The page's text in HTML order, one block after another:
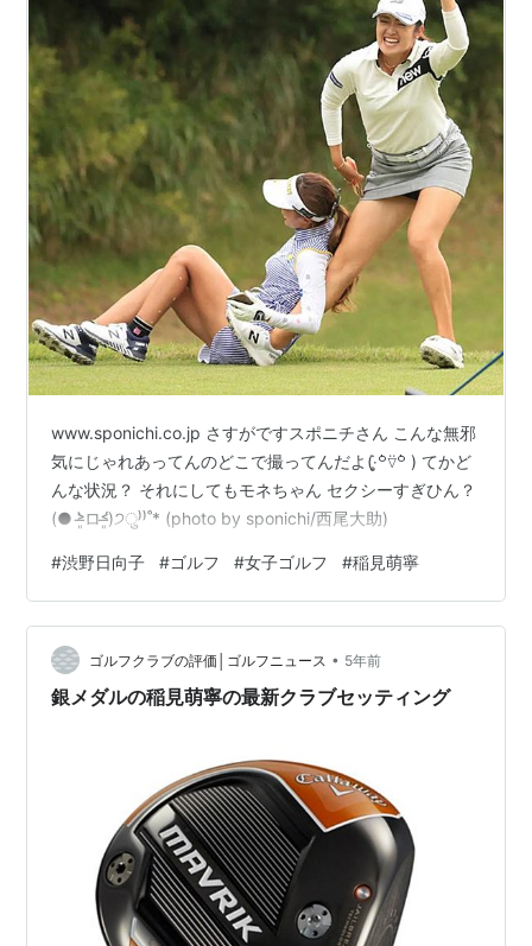
www.sponichi.co.jp さすがですスポニチさん こんな無邪
気にじゃれあってんのどこで撮ってんだよ(‧̣̥̇꒪່⍢꒪່ ) てかど
んな状況？ それにしてもモネちゃん セクシーすぎひん？
(● ˃̶͈̀ロ˂̶͈́)੭ु⁾⁾˚* (photo by sponichi/西尾大助)
#渋野日向子 #ゴルフ #女子ゴルフ #稲見萌寧
ゴルフクラブの評価│ゴルフニュース • 5年前
銀メダルの稲見萌寧の最新クラブセッティング